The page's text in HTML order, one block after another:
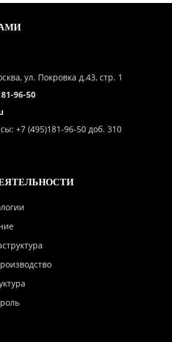
ул. Покровка д.43, стр. 1
96-50
+7 (495)181-96-50 доб. 310